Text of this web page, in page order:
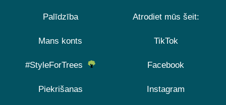
Palīdzība
Mans konts
#StyleForTrees
Piekrišanas
Atrodiet mūs šeit:
TikTok
Facebook
Instagram